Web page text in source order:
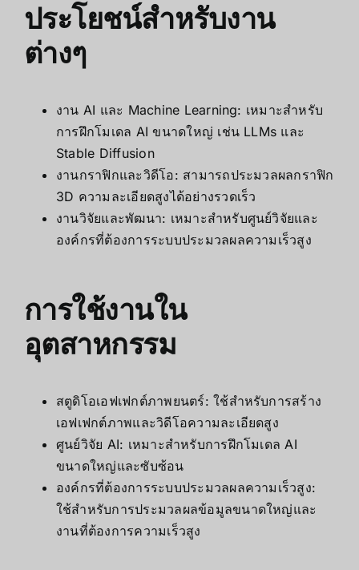
ประโยชน์สำหรับงาน
ต่างๆ
งาน AI และ Machine Learning: เหมาะสำหรับ
การฝึกโมเดล AI ขนาดใหญ่ เช่น LLMs และ
Stable Diffusion
งานกราฟิกและวิดีโอ: สามารถประมวลผลกราฟิก
3D ความละเอียดสูงได้อย่างรวดเร็ว
งานวิจัยและพัฒนา: เหมาะสำหรับศูนย์วิจัยและ
องค์กรที่ต้องการระบบประมวลผลความเร็วสูง
การใช้งานใน
อุตสาหกรรม
สตูดิโอเอฟเฟกต์ภาพยนตร์: ใช้สำหรับการสร้าง
เอฟเฟกต์ภาพและวิดีโอความละเอียดสูง
ศูนย์วิจัย AI: เหมาะสำหรับการฝึกโมเดล AI
ขนาดใหญ่และซับซ้อน
องค์กรที่ต้องการระบบประมวลผลความเร็วสูง:
ใช้สำหรับการประมวลผลข้อมูลขนาดใหญ่และ
งานที่ต้องการความเร็วสูง